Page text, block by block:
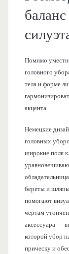
Помимо
головного
тела и форме
акцента.
Немецкие
головных
широкие поля
береты и
помогают
чертам
аксессуара —
которой убор
прическу и